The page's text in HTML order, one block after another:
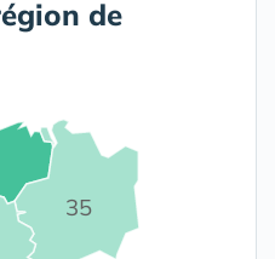
de
35